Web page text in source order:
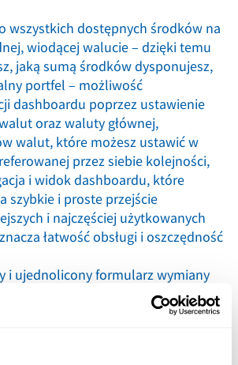
wszystkich dostępnych środków na
wiodącej walucie – dzięki temu
jaką sumą środków dysponujesz,
portfel – możliwość
dashboardu poprzez ustawienie
oraz waluty głównej,
walut, które możesz ustawić w
przez siebie kolejności,
i widok dashboardu, które
szybkie i proste przejście
i najczęściej użytkowanych
łatwość obsługi i oszczędność
i ujednolicony formularz wymiany
w jednym miejscu, w kilku prostych
jak chcesz wpłacić środki, jaką